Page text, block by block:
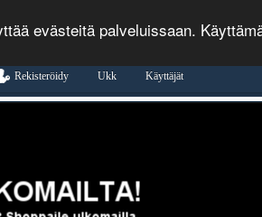
evästeitä palveluissaan.
Rekisteröidy Ukk Käyttäjät